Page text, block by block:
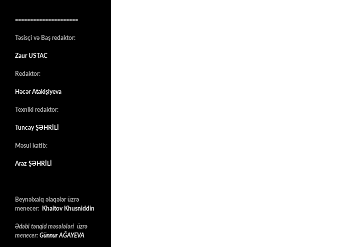
=====================
Təsisçi və Baş redaktor:
Zaur USTAC
Redaktor:
Həcər Atakişiyeva
Texniki redaktor:
Tuncay ŞƏHRİLİ
Məsul katib:
Araz ŞƏHRİLİ
Beynəlxalq əlaqələr üzrə
menecer:
Khaitov Khusniddin
Ədəbi tənqid məsələləri üzrə
menecer: Günnur AĞAYEVA